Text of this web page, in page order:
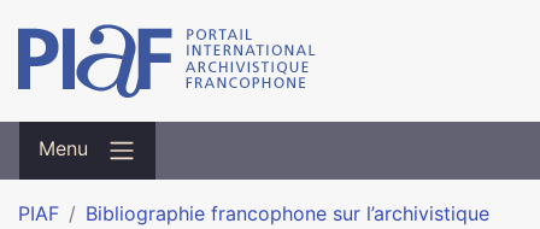
Menu
PIAF
Bibliographie francophone sur l’archivistique